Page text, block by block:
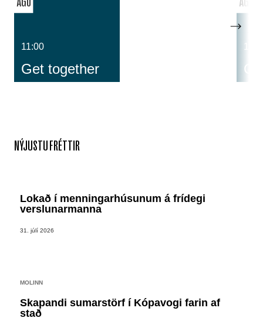
11:00
Get together
NÝJUSTU FRÉTTIR
Lokað í menningarhúsunum á frídegi
verslunarmanna
31. júlí 2026
MOLINN
Skapandi sumarstörf í Kópavogi farin af
stað